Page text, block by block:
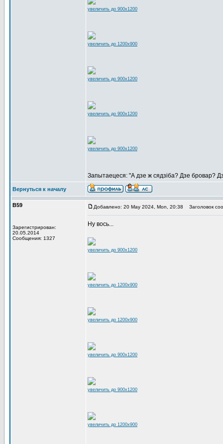
увеличить до 900x1200
увеличить до 1200x900
увеличить до 900x1200
увеличить до 900x1200
увеличить до 900x1200
Запытаецеся: "А дзе ж сядзіба? Дзе бровар?
Вернуться к началу
В59
Зарегистрирован:
20.05.2014
Сообщения: 1327
Добавлено: 20 May 2024, Mon, 20:38 Заголовок
Ну вось...
увеличить до 900x1200
увеличить до 1200x900
увеличить до 1200x900
увеличить до 900x1200
увеличить до 900x1200
увеличить до 1200x900